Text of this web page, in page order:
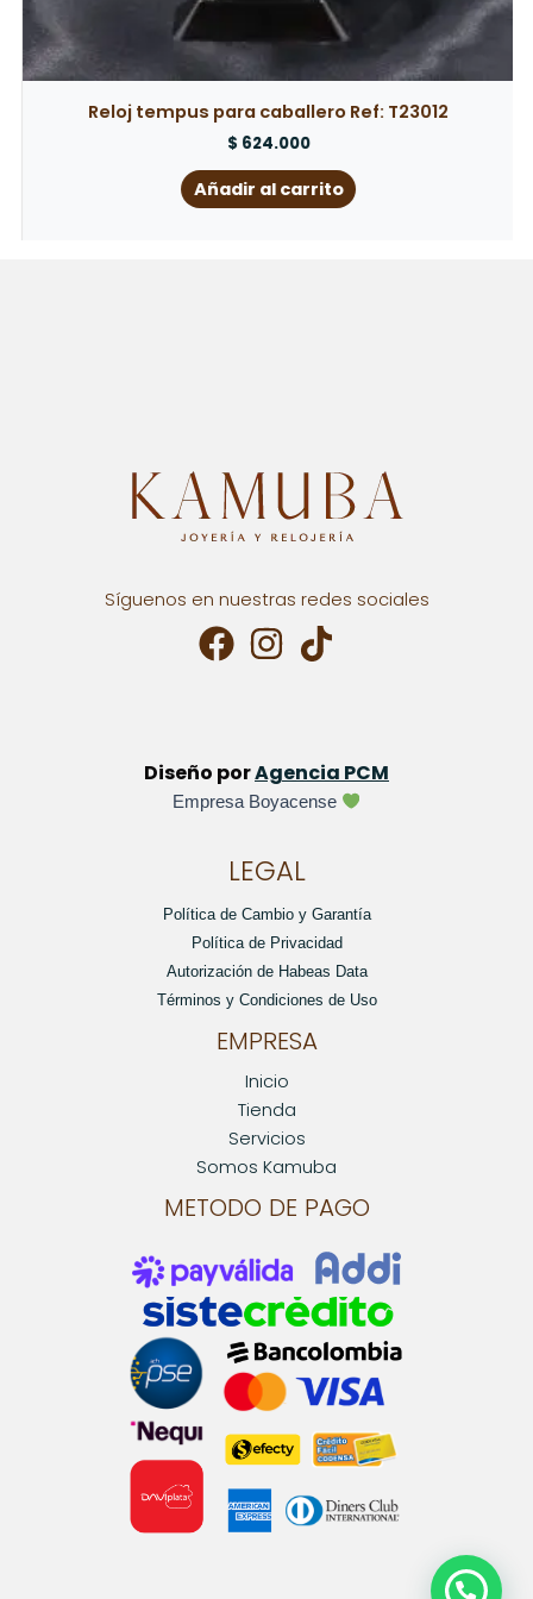
Reloj tempus para caballero Ref: T23012
$624.000
Añadir al carrito
Síguenos en nuestras redes sociales
Diseño porAgencia PCM
Empresa Boyacense
LEGAL
Política de Cambio y Garantía
Política de Privacidad
Autorización de Habeas Data
Términos y Condiciones de Uso
EMPRESA
Inicio
Tienda
Servicios
Somos Kamuba
METODO DE PAGO